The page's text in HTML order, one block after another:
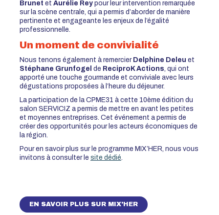
Brunet et Aurélie Rey pour leur intervention remarquée
sur la scène centrale, qui a permis d’aborder de manière
pertinente et engageante les enjeux de l’égalité
professionnelle.
Un moment de convivialité
Nous tenons également à remercier Delphine Deleu et
Stéphane Grunfogel de ReciproK Actions , qui ont
apporté une touche gourmande et conviviale avec leurs
dégustations proposées à l’heure du déjeuner.
La participation de la CPME31 à cette 10ème édition du
salon SERVICIZ a permis de mettre en avant les petites
et moyennes entreprises. Cet événement a permis de
créer des opportunités pour les acteurs économiques de
la région.
Pour en savoir plus sur le programme MIX’HER, nous vous
invitons à consulter le site dédié
EN SAVOIR PLUS SUR MIX'HER